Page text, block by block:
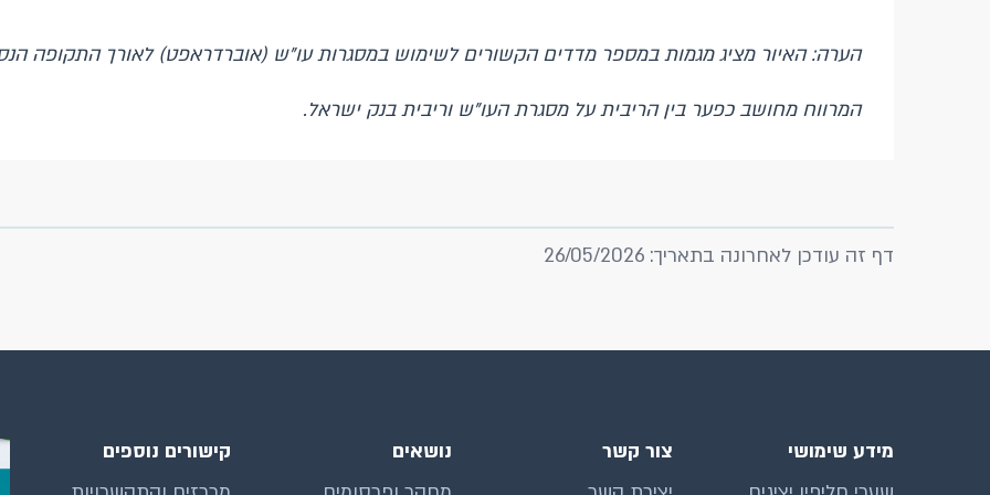
הערה: האיור מציג מגמות במספר מדדים הקשורים לשימוש במסגרות עו"ש (אוברדראפט) לאורך התקופה
המרווח מחושב כפער בין הריבית על מסגרת העו"ש וריבית בנק ישראל.
דף זה עודכן לאחרונה בתאריך: 26/05/2026
מידע שימושי
צור קשר
נושאים
קישורים נוספים